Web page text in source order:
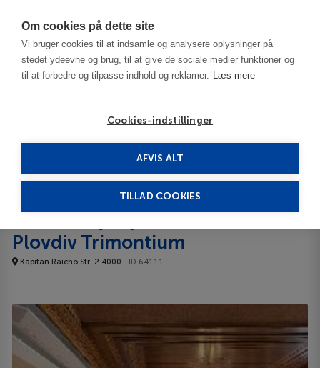
Om cookies på dette site
Vi bruger cookies til at indsamle og analysere oplysninger på
stedet ydeevne og brug, til at give de sociale medier funktioner og
til at forbedre og tilpasse indhold og reklamer. Læs mere
Cookies-indstillinger
AFVIS ALT
TILLAD COOKIES
Ramada by Wyndham Plovdiv Trimontium 4****
Plovdiv Trimontium
Kapitan Raicho Str. 2 4000 ID 64111